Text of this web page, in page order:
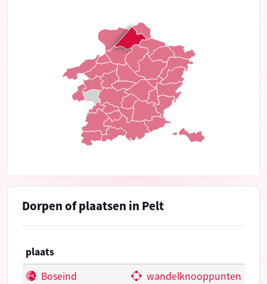
Dorpen of plaatsen in Pelt
plaats
Boseind
wandelknooppunten